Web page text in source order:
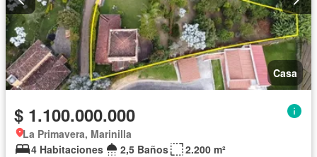
Casa
$ 1.100.000.000
La Primavera, Marinilla
4 Habitaciones
2,5 Baños
2.200 m²